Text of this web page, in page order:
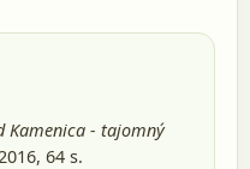
Kamenica - tajomný
, 64 s.